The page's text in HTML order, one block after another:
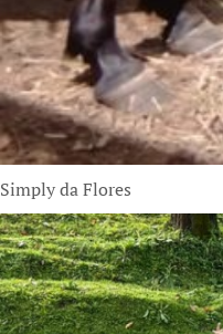
Simply da Flores